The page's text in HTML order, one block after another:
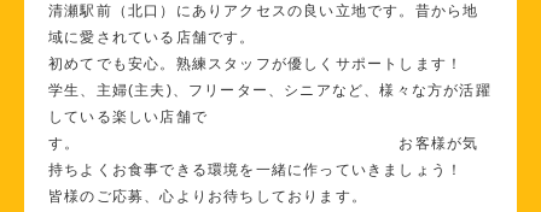
清瀬駅前（北口）にありアクセスの良い立地です。昔から地
域に愛されている店舗です。
初めてでも安心。熟練スタッフが優しくサポートします！
学生、主婦(主夫)、フリーター、シニアなど、様々な方が活躍
している楽しい店舗で
す。 お客様が気
持ちよくお食事できる環境を一緒に作っていきましょう！
皆様のご応募、心よりお待ちしております。